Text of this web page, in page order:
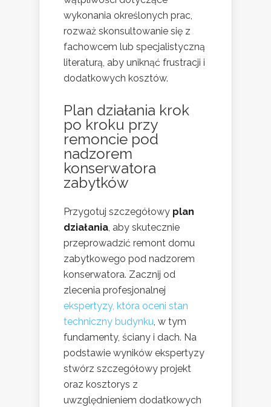
wykonania określonych prac,
rozważ skonsultowanie się z
fachowcem lub specjalistyczną
literaturą, aby uniknąć frustracji i
dodatkowych kosztów.
Plan działania krok
po kroku przy
remoncie pod
nadzorem
konserwatora
zabytków
Przygotuj szczegółowy plan
działania , aby skutecznie
przeprowadzić remont domu
zabytkowego pod nadzorem
konserwatora. Zacznij od
zlecenia profesjonalnej
ekspertyzy, która oceni stan
techniczny budynku , w tym
fundamenty, ściany i dach. Na
podstawie wyników ekspertyzy
stwórz szczegółowy projekt
oraz kosztorys z
uwzględnieniem dodatkowych